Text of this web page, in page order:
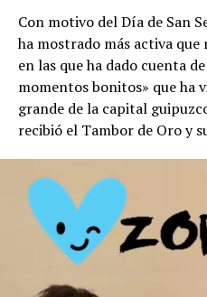
Con motivo del Día de San
ha mostrado más activa que
en las que ha dado cuenta
momentos bonitos» que ha
grande de la capital
recibió el Tambor de Oro y